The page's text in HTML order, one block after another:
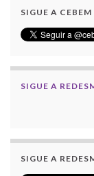
SIGUE A
SIGUE A
SIGUE A